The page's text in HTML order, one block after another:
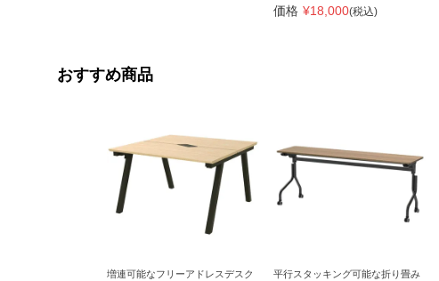
価格 ¥18,000(税込)
おすすめ商品
増連可能なフリーアドレスデスク
平行スタッキング可能な折り畳み